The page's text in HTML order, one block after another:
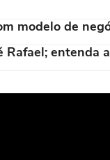
modelo de
entenda